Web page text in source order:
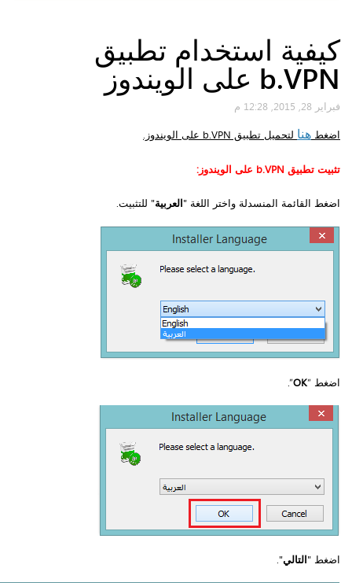
كيفية استخدام تطبيق
b.VPN على الويندوز
فبراير 28, 2015, 12:28 م
اضغط هنا لتحميل تطبيق b.VPN على الويندوز.
تثبيت تطبيق b.VPN على الويندوز:
اضغط القائمة المنسدلة واختر اللغة "العربية" للتثبيت.
اضغط “OK
”.
اضغط "التالي".